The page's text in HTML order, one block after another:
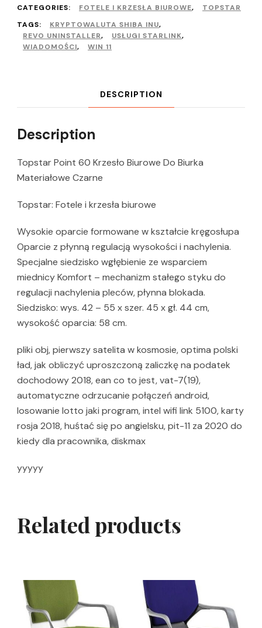
CATEGORIES:
FOTELE I KRZESŁA BIUROWE,
TOPSTAR
TAGS:
KRYPTOWALUTA SHIBA INU,
REVO UNINSTALLER, USŁUGI STARLINK,
WIADOMOŚCI, WIN 11
DESCRIPTION
Description
Topstar Point 60 Krzesło Biurowe Do Biurka
Materiałowe Czarne
Topstar: Fotele i krzesła biurowe
Wysokie oparcie formowane w kształcie kręgosłupa
Oparcie z płynną regulacją wysokości i nachylenia.
Specjalne siedzisko wgłębienie ze wsparciem
miednicy Komfort – mechanizm stałego styku do
regulacji nachylenia pleców, płynna blokada.
Siedzisko: wys. 42 – 55 x szer. 45 x gł. 44 cm,
wysokość oparcia: 58 cm.
pliki obj, pierwszy satelita w kosmosie, optima polski
ład, jak obliczyć uproszczoną zaliczkę na podatek
dochodowy 2018, ean co to jest, vat-7(19),
automatyczne odrzucanie połączeń android,
losowanie lotto jaki program, intel wifi link 5100, karty
rosja 2018, huśtać się po angielsku, pit-11 za 2020 do
kiedy dla pracownika, diskmax
yyyyy
Related products